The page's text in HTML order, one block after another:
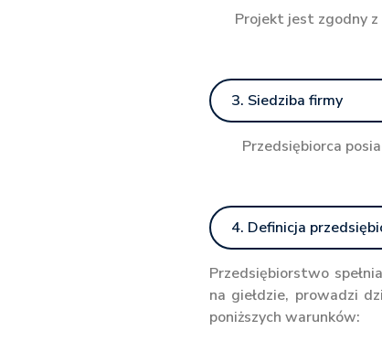
Projekt jest zgodny
3. Siedziba firmy
Przedsiębiorca
4. Definicja
Przedsiębiorstwo
na giełdzie, prowadzi
poniższych warunków: